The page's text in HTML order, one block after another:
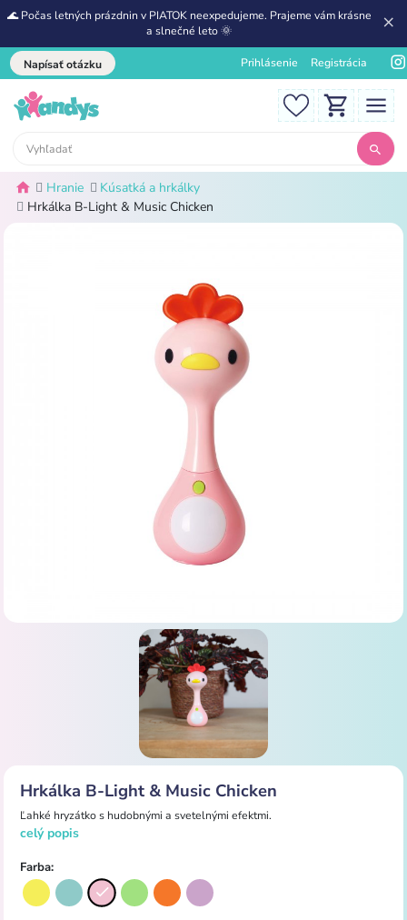
🌊 Počas letných prázdnin v PIATOK neexpedujeme. Prajeme vám krásne
a slnečné leto 🌞
Napísať otázku Prihlásenie Registrácia
Hranie
Kúsatká a hrkálky
Hrkálka B-Light & Music Chicken
Hrkálka B-Light & Music Chicken
Ľahké hryzátko s hudobnými a svetelnými efektmi.
celý popis
Farba: